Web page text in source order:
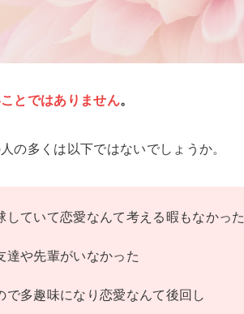
とではありません。
の多くは以下ではないでしょうか。
ていて恋愛なんて考える暇もなかった
達や先輩がいなかった
多趣味になり恋愛なんて後回し